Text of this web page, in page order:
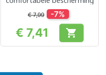
€ 7,99 -7%
Prijs
€ 7,41 